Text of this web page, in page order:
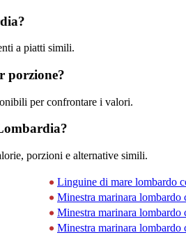
a piatti simili.
porzione?
per confrontare i valori.
porzioni e alternative simili.
Linguine di mare lombardo
Minestra marinara lombardo
Minestra marinara lombardo
Minestra marinara lombardo